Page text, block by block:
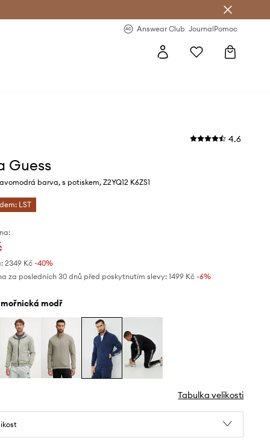
Answear Club JournalPomoc
4.6
Guess
barva, s potiskem, Z2YQ12 K6ZS1
LST
2349 Kč-40%
za posledních 30 dnů před poskytnutím slevy: 1499 Kč -6%
modř
Tabulka velikosti